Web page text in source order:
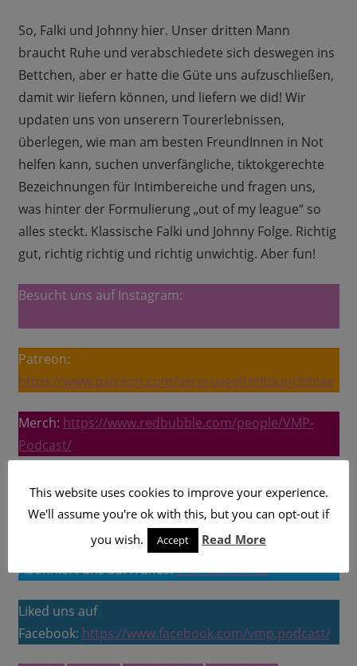
So, Falki und Johnny hier. Unser dritten Mann
braucht Ruhe und verabschiedete sich deswegen ins
Bettchen, aber er hatte die Güte uns aufzuschließen,
damit wir liefern können, und liefern we did! Wir
updaten uns von unserern Tourerlebnissen,
überlegen, wie man am besten FreundInnen in Not
helfen kann, suchen unverfängliche, tiktokgerechte
Bezeichnungen für Intimbereiche und fragen uns,
was hinter der Formulierung „out of my league“ so
alles steckt. Klassische Falki und Johnny Folge. Richtig
gut, richtig richtig und richtig unwichtig. Aber fun!
Besucht uns auf Instagram:
Patreon:
https://www.patreon.com/verpruegeltmitpunchlines
Merch: https://www.redbubble.com/people/VMP-
Podcast/
Jetzt auch auf YouTube:VMP auf YouTube
VMP auf Spotify
Abonniert uns auf iTunes:VMP auf iTunes
Liked uns auf
Facebook: https://www.facebook.com/vmp.podcast/
This website uses cookies to improve your experience.
We'll assume you're ok with this, but you can opt-out if
you wish.
Accept Read More